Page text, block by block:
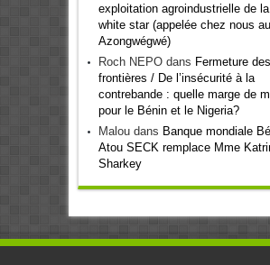
exploitation agroindustrielle de
white star (appelée chez nous
Azongwégwé)
Roch NEPOdans Fermeture des
frontières / De l’insécurité à la
contrebande : quelle marge de
pour le Bénin et le Nigeria?
Maloudans Banque mondiale
Atou SECK remplace Mme
Sharkey